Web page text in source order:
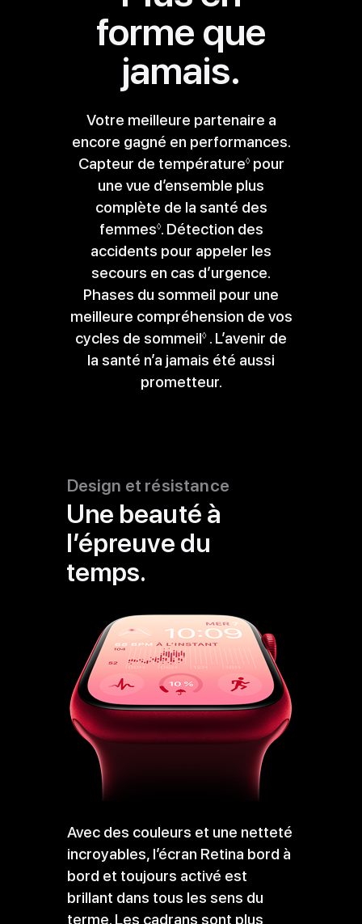
forme que
jamais.
Votre meilleure partenaire a
encore gagné en performances.
Capteur de température◊Voir
les
mentions
légales
pour
une vue d’ensemble plus
complète de la santé des
femmes◊Voir
les
mentions
légales
. Détection des
accidents pour appeler les
secours en cas d’urgence.
Phases du sommeil pour une
meilleure compréhension de vos
cycles de sommeil◊ Voir
les
mentions
. L’avenir de
la santé n’a jamais été aussi
prometteur.
Design et résistance
Une beauté à
l’épreuve du
temps.
Avec des couleurs et une netteté
incroyables, l’écran Retina bord à
bord et toujours activé est
brillant dans tous les sens du
terme. Les cadrans sont plus